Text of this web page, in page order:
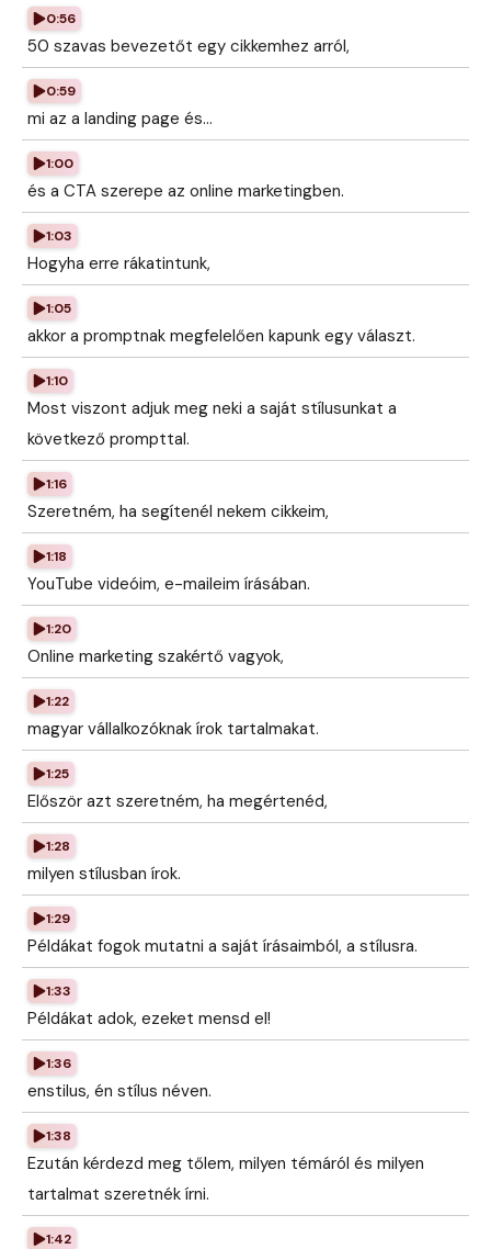
0:56
50 szavas bevezetőt egy cikkemhez arról,
0:59
mi az a landing page és...
1:00
és a CTA szerepe az online marketingben.
1:03
Hogyha erre rákatintunk,
1:05
akkor a promptnak megfelelően kapunk egy választ.
1:10
Most viszont adjuk meg neki a saját stílusunkat a
következő prompttal.
1:16
Szeretném, ha segítenél nekem cikkeim,
1:18
YouTube videóim, e-maileim írásában.
1:20
Online marketing szakértő vagyok,
1:22
magyar vállalkozóknak írok tartalmakat.
1:25
Először azt szeretném, ha megértenéd,
1:28
milyen stílusban írok.
1:29
Példákat fogok mutatni a saját írásaimból, a stílusra.
1:33
Példákat adok, ezeket mensd el!
1:36
enstilus, én stílus néven.
1:38
Ezután kérdezd meg tőlem, milyen témáról és milyen
tartalmat szeretnék írni.
1:42